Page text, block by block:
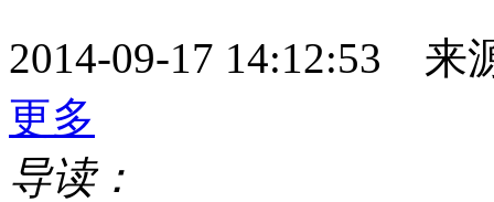
2014-09-17 14:12:53
更多
导读：